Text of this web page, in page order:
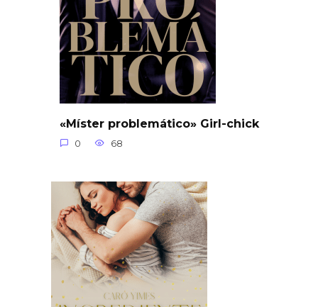
«Míster problemático» Girl-chick
0 68